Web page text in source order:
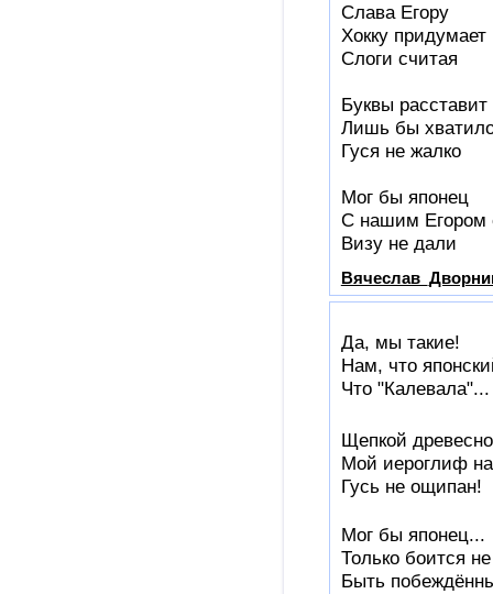
Слава Егору
Хокку придумает
Слоги считая
Буквы расставит
Лишь бы
Гуся не жалко
Мог бы японец
С нашим Егором
Визу не дали
Да, мы такие!
Нам, что
Что
Щепкой
Мой иероглиф
Гусь не ощипан!
Мог бы японец...
Только боится
Быть